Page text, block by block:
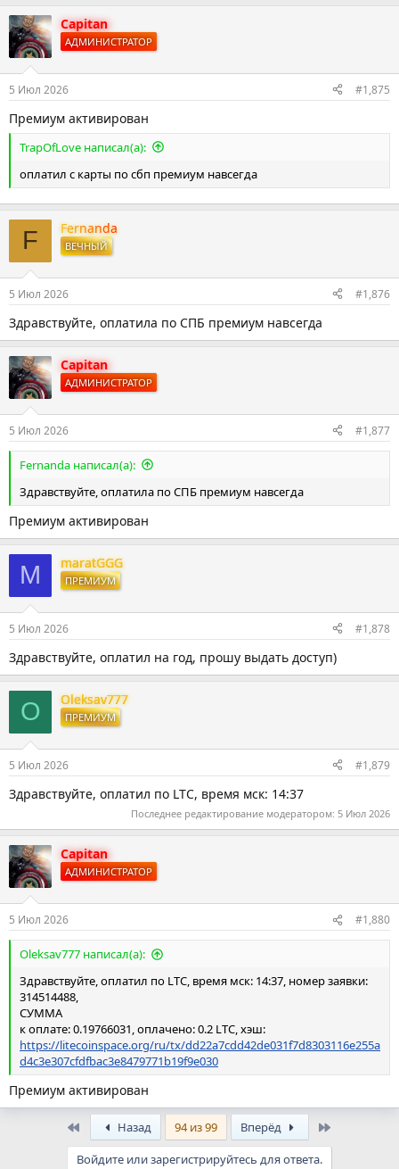
Capitan
АДМИНИСТРАТОР
5 Июл 2026 #1,875
Премиум активирован
TrapOfLove написал(а):
оплатил с карты по сбп премиум навсегда
F Fernanda
ВЕЧНЫЙ
5 Июл 2026 #1,876
Здравствуйте, оплатила по СПБ премиум навсегда
Capitan
АДМИНИСТРАТОР
5 Июл 2026 #1,877
Fernanda написал(а):
Здравствуйте, оплатила по СПБ премиум навсегда
Премиум активирован
M maratGGG
ПРЕМИУМ
5 Июл 2026 #1,878
Здравствуйте, оплатил на год, прошу выдать доступ)
O Oleksav777
ПРЕМИУМ
5 Июл 2026 #1,879
Здравствуйте, оплатил по LTC, время мск: 14:37
Последнее редактирование модератором: 5 Июл 2026
Capitan
АДМИНИСТРАТОР
5 Июл 2026 #1,880
Oleksav777 написал(а):
Здравствуйте, оплатил по LTC, время мск: 14:37, номер заявки:
314514488,
СУММА
к оплате: 0.19766031, оплачено: 0.2 LTC, хэш:
https://litecoinspace.org/ru/tx/dd22a7cdd42de031f7d8303116e255a
d4c3e307cfdfbac3e8479771b19f9e030
Премиум активирован
Назад 94 из 99 Вперёд
Войдите или зарегистрируйтесь для ответа.